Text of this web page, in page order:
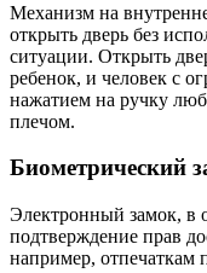
Механизм на
открыть дверь без
ситуации. Открыть
ребенок, и человек с
нажатием на ручку
плечом.
Биометрический
Электронный замок, в
подтверждение прав
например, отпечаткам